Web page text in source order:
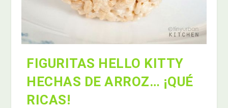
FIGURITAS HELLO KITTY
HECHAS DE ARROZ… ¡QUÉ
RICAS!